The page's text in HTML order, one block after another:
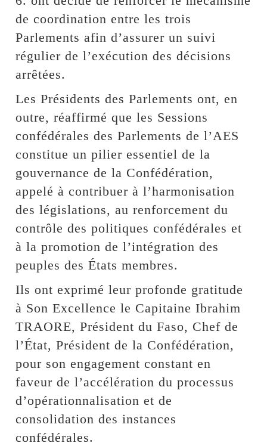
de coordination entre les trois
Parlements afin d’assurer un suivi
régulier de l’exécution des décisions
arrêtées.
Les Présidents des Parlements ont, en
outre, réaffirmé que les Sessions
confédérales des Parlements de l’AES
constitue un pilier essentiel de la
gouvernance de la Confédération,
appelé à contribuer à l’harmonisation
des législations, au renforcement du
contrôle des politiques confédérales et
à la promotion de l’intégration des
peuples des États membres.
Ils ont exprimé leur profonde gratitude
à Son Excellence le Capitaine Ibrahim
TRAORE, Président du Faso, Chef de
l’État, Président de la Confédération,
pour son engagement constant en
faveur de l’accélération du processus
d’opérationnalisation et de
consolidation des instances
confédérales.